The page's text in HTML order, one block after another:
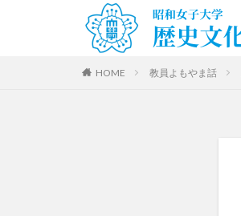
HOME 教員よもやま話